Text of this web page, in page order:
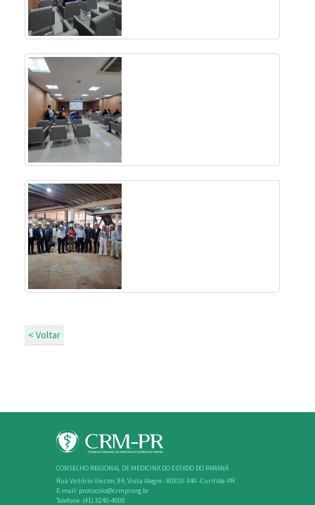
< Voltar
CONSELHO REGIONAL DE MEDICINA DO ESTADO DO PARANÁ
Rua Victório Viezzer, 84, Vista Alegre - 80810-340 -Curitiba-PR
E-mail: protocolo@crmpr.org.br
Telefone: (41) 3240-4000